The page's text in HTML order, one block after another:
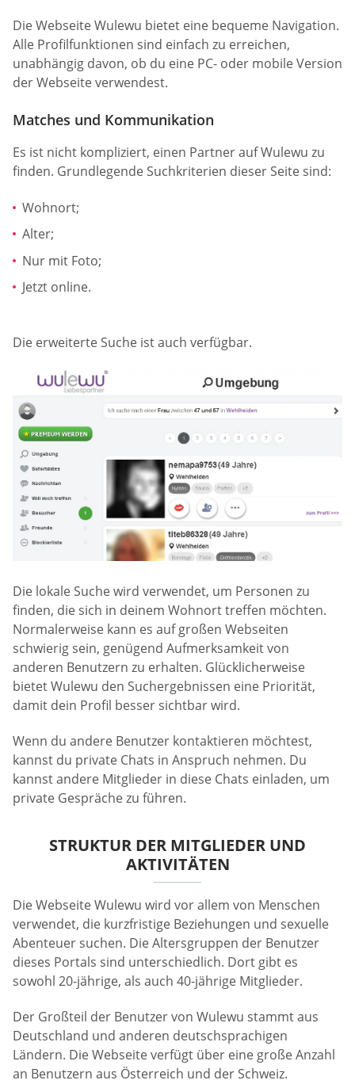
Die Webseite Wulewu bietet eine bequeme Navigation.
Alle Profilfunktionen sind einfach zu erreichen,
unabhängig davon, ob du eine PC- oder mobile Version
der Webseite verwendest.
Matches und Kommunikation
Es ist nicht kompliziert, einen Partner auf Wulewu zu
finden. Grundlegende Suchkriterien dieser Seite sind:
Wohnort;
Alter;
Nur mit Foto;
Jetzt online.
Die erweiterte Suche ist auch verfügbar.
Die lokale Suche wird verwendet, um Personen zu
finden, die sich in deinem Wohnort treffen möchten.
Normalerweise kann es auf großen Webseiten
schwierig sein, genügend Aufmerksamkeit von
anderen Benutzern zu erhalten. Glücklicherweise
bietet Wulewu den Suchergebnissen eine Priorität,
damit dein Profil besser sichtbar wird.
Wenn du andere Benutzer kontaktieren möchtest,
kannst du private Chats in Anspruch nehmen. Du
kannst andere Mitglieder in diese Chats einladen, um
private Gespräche zu führen.
STRUKTUR DER MITGLIEDER UND
AKTIVITÄTEN
Die Webseite Wulewu wird vor allem von Menschen
verwendet, die kurzfristige Beziehungen und sexuelle
Abenteuer suchen. Die Altersgruppen der Benutzer
dieses Portals sind unterschiedlich. Dort gibt es
sowohl 20-jährige, als auch 40-jährige Mitglieder.
Der Großteil der Benutzer von Wulewu stammt aus
Deutschland und anderen deutschsprachigen
Ländern. Die Webseite verfügt über eine große Anzahl
an Benutzern aus Österreich und der Schweiz.